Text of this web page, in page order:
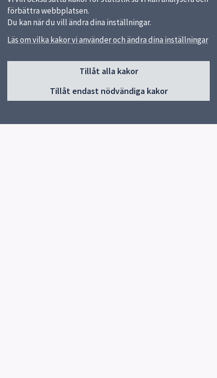
förbättra webbplatsen.
Du kan när du vill ändra dina inställningar.
Läs om vilka kakor vi använder och ändra dina inställningar
Tillåt alla kakor
Tillåt endast nödvändiga kakor